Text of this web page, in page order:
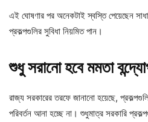
এই ঘোষণার পর অনেকটাই স্বস্তি পেয়েছেন
প্রকল্পগুলির সুবিধা নিয়মিত পান।
শুধু সরানো হবে মমতা
রাজ্য সরকারের তরফে জানানো হয়েছে,
পরিবর্তন আনা হচ্ছে না। শুধুমাত্র সরকারি